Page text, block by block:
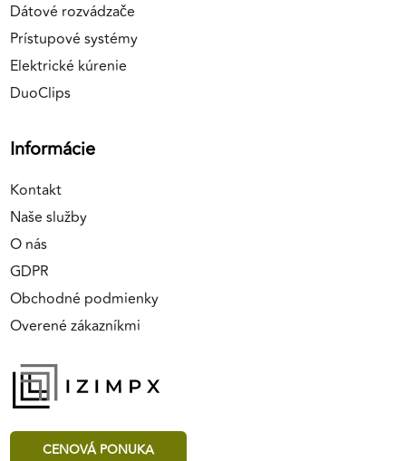
Dátové rozvádzače
Prístupové systémy
Elektrické kúrenie
DuoClips
Informácie
Kontakt
Naše služby
O nás
GDPR
Obchodné podmienky
Overené zákazníkmi
CENOVÁ PONUKA